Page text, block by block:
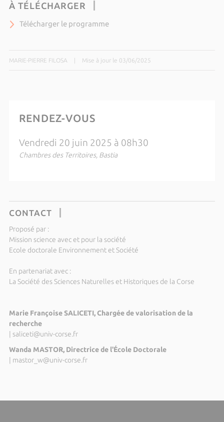
À TÉLÉCHARGER
Télécharger le programme
MARIE-PIERRE FILOSA Mise à jour le 03/06/2025
RENDEZ-VOUS
Vendredi 20 juin 2025 à 08h30
Chambres des Territoires, Bastia
CONTACT
Proposé par :
Mission science avec et pour la société
Ecole doctorale Environnement et Société
En partenariat avec :
La Société des Sciences Naturelles et Historiques de la Corse
Marie Françoise SALICETI, Chargée de valorisation de la
recherche
| saliceti@univ-corse.fr
Wanda MASTOR, Directrice de l'École Doctorale
| mastor_w@univ-corse.fr